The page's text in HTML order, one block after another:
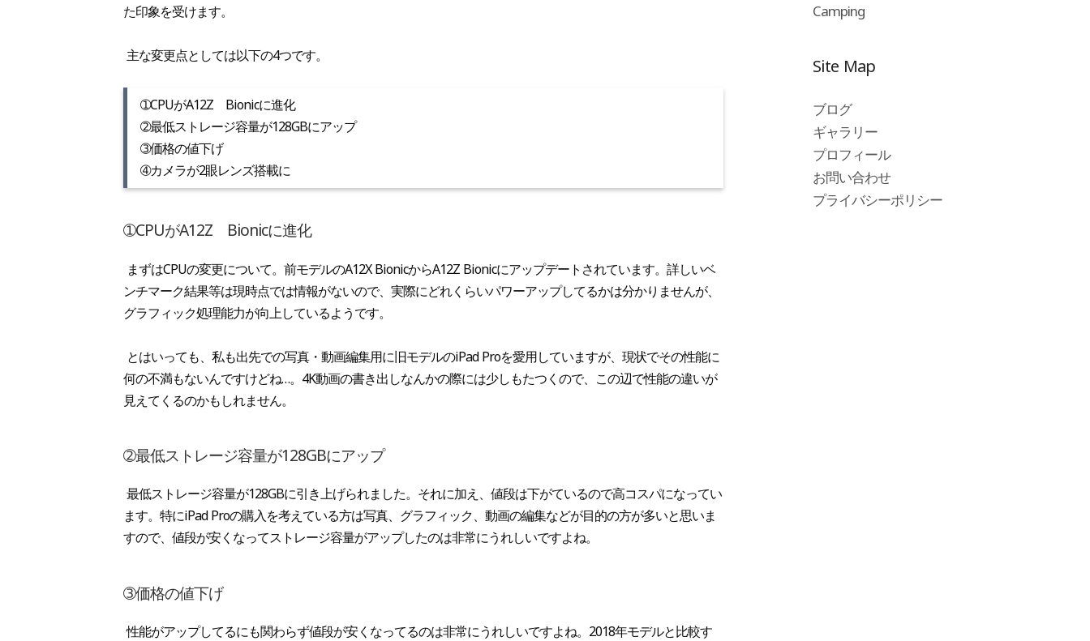
た印象を受けます。
主な変更点としては以下の4つです。
➀CPUがA12Z Bionicに進化
➁最低ストレージ容量が128GBにアップ
➂価格の値下げ
➃カメラが2眼レンズ搭載に
➀CPUがA12Z Bionicに進化
まずはCPUの変更について。前モデルのA12X BionicからA12Z Bionicにアップデートされています。詳しいベ
ンチマーク結果等は現時点では情報がないので、実際にどれくらいパワーアップしてるかは分かりませんが、
グラフィック処理能力が向上しているようです。
とはいっても、私も出先での写真・動画編集用に旧モデルのiPad Proを愛用していますが、現状でその性能に
何の不満もないんですけどね…。4K動画の書き出しなんかの際には少しもたつくので、この辺で性能の違いが
見えてくるのかもしれません。
➁最低ストレージ容量が128GBにアップ
最低ストレージ容量が128GBに引き上げられました。それに加え、値段は下がているので高コスパになってい
ます。特にiPad Proの購入を考えている方は写真、グラフィック、動画の編集などが目的の方が多いと思いま
すので、値段が安くなってストレージ容量がアップしたのは非常にうれしいですよね。
➂価格の値下げ
性能がアップしてるにも関わらず値段が安くなってるのは非常にうれしいですよね。2018年モデルと比較す
Camping
Site Map
ブログ
ギャラリー
プロフィール
お問い合わせ
プライバシーポリシー